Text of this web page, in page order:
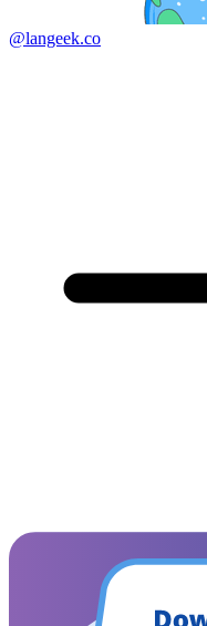
@langeek.co